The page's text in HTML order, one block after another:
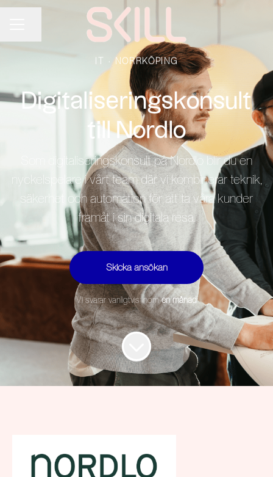
· NORRKÖPING
Digitaliseringskonsult
till Nordlo
Som digitaliseringskonsult på Nordlo blir du en
nyckelspelare i vårt team där vi kombinerar teknik,
säkerhet och automation för att ta våra kunder
framåt i sin digitala resa.
Skicka ansökan
Vi svarar vanligtvis inomen månad